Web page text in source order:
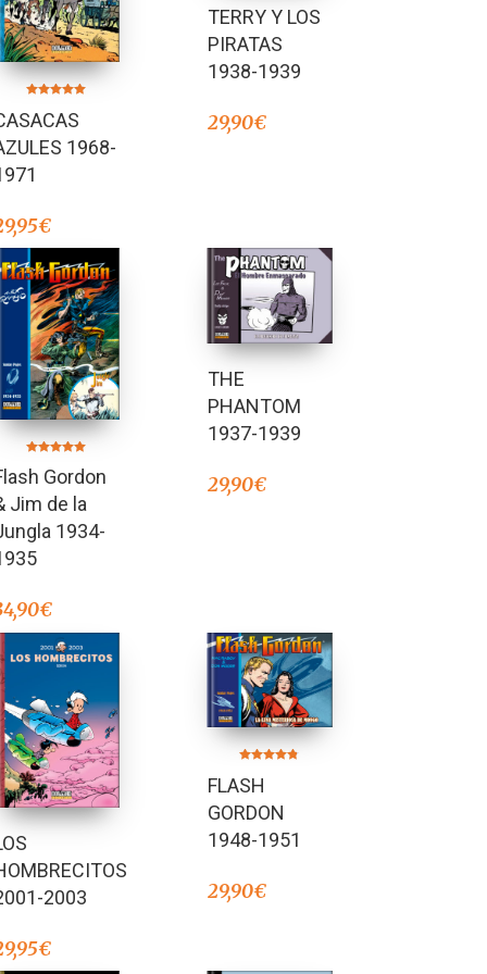
5.00
de 5
1968-
€
TERRY Y LOS
PIRATAS
1938-1939
29,90€
4.91
de 5 Gordon
Jim de la
1934-
€
THE
PHANTOM
1937-1939
29,90€
2003
€
4.67
de 5
FLASH
GORDON
1948-1951
29,90€